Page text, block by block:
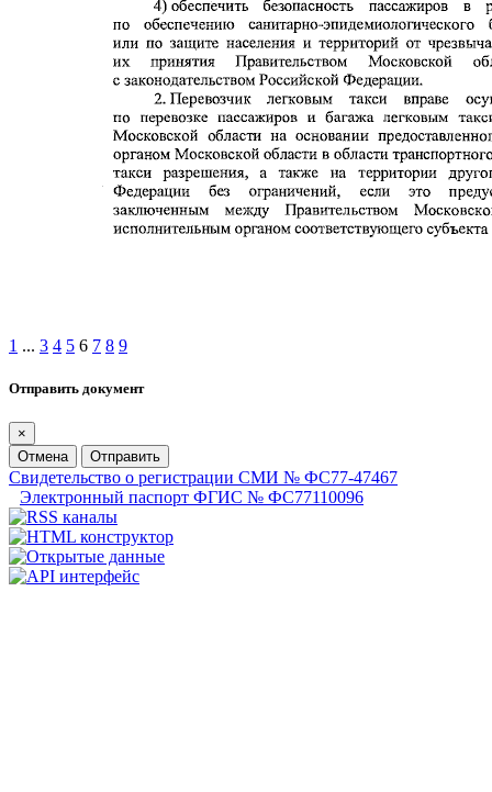
1 ... 3 4 5 6 7 8 9
Отправить документ
×
Отмена
Отправить
Свидетельство о регистрации СМИ № ФС77-47467
Электронный паспорт ФГИС № ФС77110096